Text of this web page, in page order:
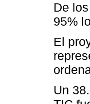
De
95%
El
Un